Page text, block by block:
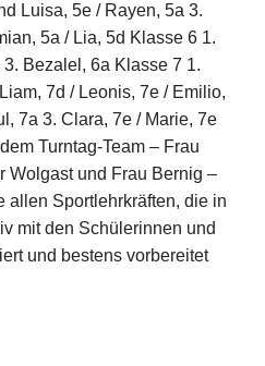
Luisa, 5e / Rayen, 5a 3.
5a / Lia, 5d Klasse 6 1.
Bezalel, 6a Klasse 7 1.
7d / Leonis, 7e / Emilio,
7a 3. Clara, 7e / Marie, 7e
Turntag-Team – Frau
Wolgast und Frau Bernig –
allen Sportlehrkräften, die in
mit den Schülerinnen und
und bestens vorbereitet